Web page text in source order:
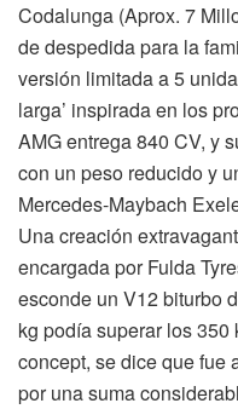
Codalunga (Aprox. 7
de despedida para la
versión limitada a 5
larga’ inspirada en los
AMG entrega 840 CV, y
con un peso reducido y
Mercedes-Maybach
Una creación
encargada por Fulda
esconde un V12 biturbo
kg podía superar los
concept, se dice que fue
por una suma